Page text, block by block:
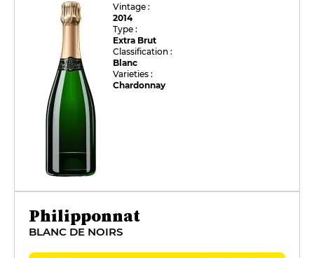
Vintage :
2014
Type :
Extra Brut
Classification :
Blanc
Varieties :
Chardonnay
Philipponnat
BLANC DE NOIRS